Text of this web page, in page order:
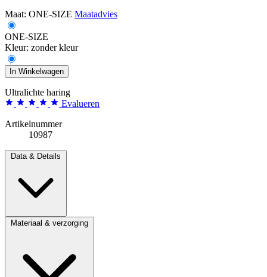
Maat: ONE-SIZE Maatadvies
ONE-SIZE
Kleur: zonder kleur
In Winkelwagen
Ultralichte haring
Evalueren
Artikelnummer
10987
Data & Details
Materiaal & verzorging